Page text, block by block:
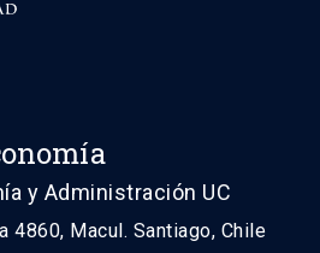
y Administración UC
4860, Macul. Santiago, Chile